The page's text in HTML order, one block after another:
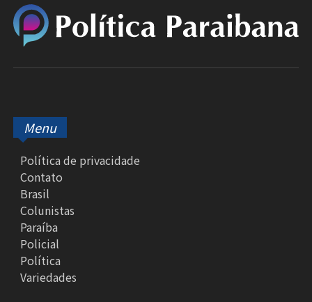
Menu
Política de privacidade
Contato
Brasil
Colunistas
Paraíba
Policial
Política
Variedades